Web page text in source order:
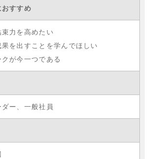
おすすめ
束力を高めたい
果を出すことを学んでほしい
クが今一つである
ー、一般社員